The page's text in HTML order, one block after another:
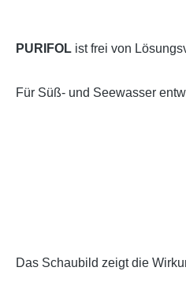
PURIFOL ist frei von
Für Süß- und Seewasser
Das Schaubild zeigt die